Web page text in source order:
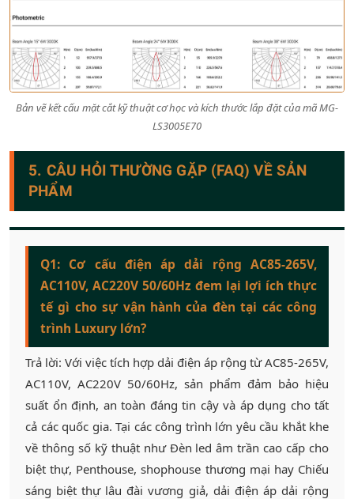
Bản vẽ kết cấu mặt cắt kỹ thuật cơ học và kích thước lắp đặt của mã MG-
LS3005E70
5. CÂU HỎI THƯỜNG GẶP (FAQ) VỀ SẢN
PHẨM
Q1: Cơ cấu điện áp dải rộng AC85-265V,
AC110V, AC220V 50/60Hz đem lại lợi ích thực
tế gì cho sự vận hành của đèn tại các công
trình Luxury lớn?
Trả lời: Với việc tích hợp dải điện áp rộng từ AC85-265V,
AC110V, AC220V 50/60Hz, sản phẩm đảm bảo hiệu
suất ổn định, an toàn đáng tin cậy và áp dụng cho tất
cả các quốc gia. Tại các công trình lớn yêu cầu khắt khe
về thông số kỹ thuật như Đèn led âm trần cao cấp cho
biệt thự, Penthouse, shophouse thương mại hay Chiếu
sáng biệt thự lâu đài vương giả, dải điện áp dải rộng